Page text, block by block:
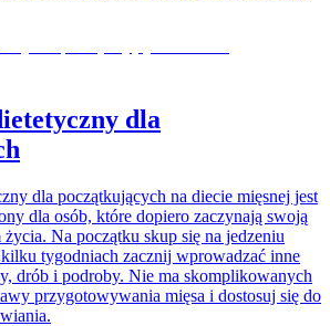
dla
dla początkujących na diecie mięsnej jest
dla osób, które dopiero zaczynają swoją
Na początku skup się na jedzeniu
kilku tygodniach zacznij wprowadzać inne
drób i podroby. Nie ma skomplikowanych
przygotowywania mięsa i dostosuj się do